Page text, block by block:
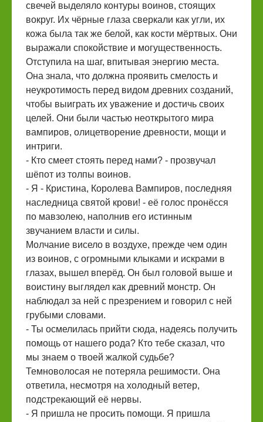
свечей выделяло контуры воинов, стоящих
вокруг. Их чёрные глаза сверкали как угли, их
кожа была так же белой, как кости мёртвых. Они
выражали спокойствие и могущественность.
Отступила на шаг, впитывая энергию места.
Она знала, что должна проявить смелость и
неукротимость перед видом древних созданий,
чтобы выиграть их уважение и достичь своих
целей. Они были частью неоткрытого мира
вампиров, олицетворение древности, мощи и
интриги.
- Кто смеет стоять перед нами? - прозвучал
шёпот из толпы воинов.
- Я - Кристина, Королева Вампиров, последняя
наследница святой крови! - её голос пронёсся
по мавзолею, наполнив его истинным
звучанием власти и силы.
Молчание висело в воздухе, прежде чем один
из воинов, с огромными клыками и искрами в
глазах, вышел вперёд. Он был головой выше и
воистину выглядел как древний монстр. Он
наблюдал за ней с презрением и говорил с ней
грубыми словами.
- Ты осмелилась прийти сюда, надеясь получить
помощь от нашего рода? Кто тебе сказал, что
мы знаем о твоей жалкой судьбе?
Темноволосая не потеряла решимости. Она
ответила, несмотря на холодный ветер,
подстрекающий её нервы.
- Я пришла не просить помощи. Я пришла